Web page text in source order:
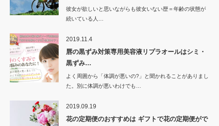
彼女が欲しいと思いながらも彼女いない歴＝年齢の状態が
続いている人…
2019.11.4
唇の黒ずみ対策専用美容液リプラオールはシミ・
黒ずみ…
よく周囲から「体調が悪いの?」と聞かれることがありまし
た。別に体調が悪いわけでも…
2019.09.19
花の定期便のおすすめは ギフトで花の定期便がで